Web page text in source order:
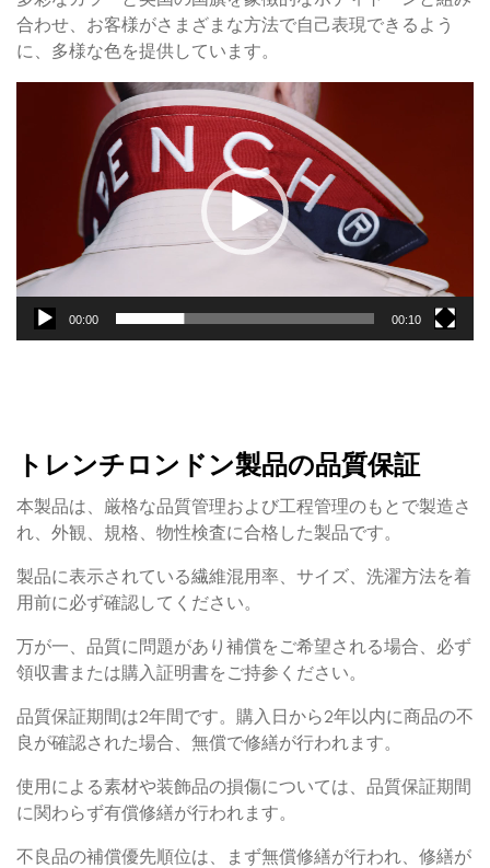
合わせ、お客様がさまざまな方法で自己表現できるよう
に、多様な色を提供しています。
00:00 00:10
トレンチロンドン製品の品質保証
本製品は、厳格な品質管理および工程管理のもとで製造さ
れ、外観、規格、物性検査に合格した製品です。
製品に表示されている繊維混用率、サイズ、洗濯方法を着
用前に必ず確認してください。
万が一、品質に問題があり補償をご希望される場合、必ず
領収書または購入証明書をご持参ください。
品質保証期間は2年間です。購入日から2年以内に商品の不
良が確認された場合、無償で修繕が行われます。
使用による素材や装飾品の損傷については、品質保証期間
に関わらず有償修繕が行われます。
不良品の補償優先順位は、まず無償修繕が行われ、修繕が